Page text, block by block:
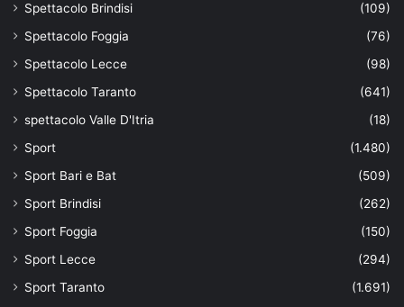
Spettacolo Brindisi
(109)
Spettacolo Foggia
(76)
Spettacolo Lecce
(98)
Spettacolo Taranto
(641)
spettacolo Valle D'Itria
(18)
Sport
(1.480)
Sport Bari e Bat
(509)
Sport Brindisi
(262)
Sport Foggia
(150)
Sport Lecce
(294)
Sport Taranto
(1.691)